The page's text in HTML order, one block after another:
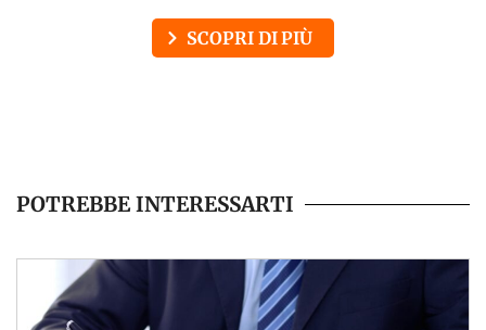
SCOPRI DI PIÙ
POTREBBE INTERESSARTI